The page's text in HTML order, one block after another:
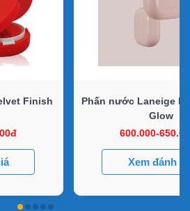
Finish
Phấn nước Laneige
Glow
600.000-
Xem đánh